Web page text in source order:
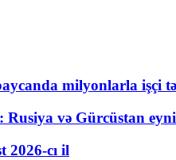
milyonlarla işçi
Rusiya və Gürcüstan
2026-cı il